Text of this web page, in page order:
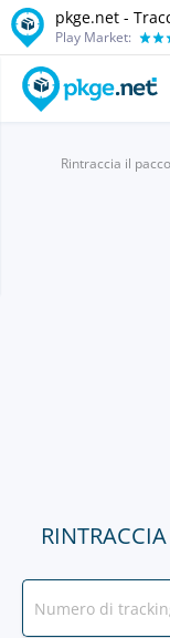
pkge.net -
Play Market:
Rintraccia il pacco